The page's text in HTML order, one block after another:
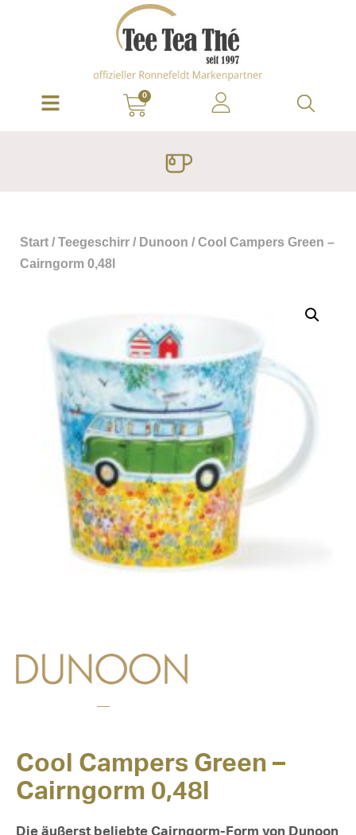
0
Start / Teegeschirr / Dunoon / Cool Campers Green –
Cairngorm 0,48l
Cool Campers Green –
Cairngorm 0,48l
Die äußerst beliebte Cairngorm-Form von Dunoon